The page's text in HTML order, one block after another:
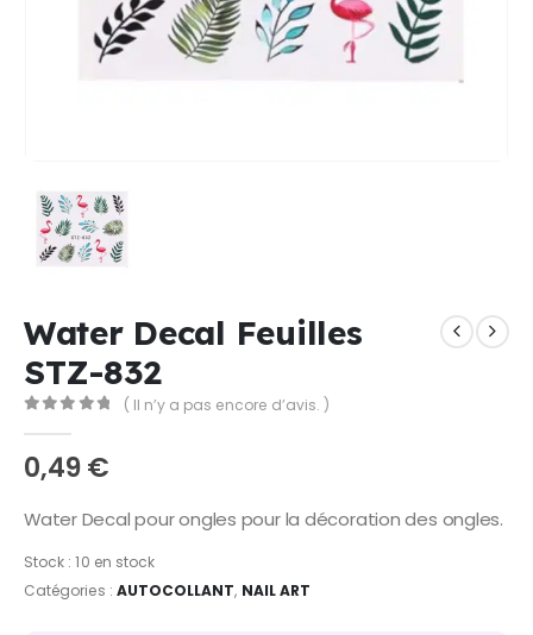
Water Decal Feuilles
STZ-832
( Il n’y a pas encore d’avis. )
0,49€
Water Decal pour ongles pour la décoration des ongles.
Stock :10 en stock
Catégories : AUTOCOLLANT, NAIL ART